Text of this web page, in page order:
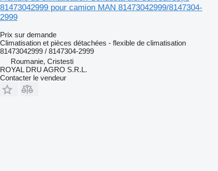
81473042999 pour camion MAN 81473042999/8147304-
2999
Prix sur demande
Climatisation et pièces détachées - flexible de climatisation
81473042999 / 8147304-2999
Roumanie, Cristesti
ROYAL DRU AGRO S.R.L.
Contacter le vendeur